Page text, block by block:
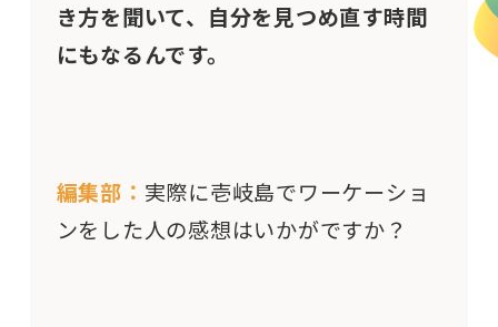
き方を聞いて、自分を見つめ直す時間
にもなるんです。
編集部： 実際に壱岐島でワーケーショ
ンをした人の感想はいかがですか？